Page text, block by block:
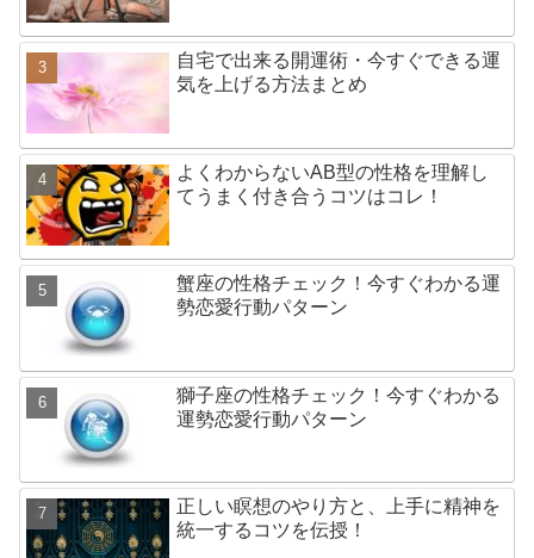
自宅で出来る開運術・今すぐできる運
気を上げる方法まとめ
よくわからないAB型の性格を理解し
てうまく付き合うコツはコレ！
蟹座の性格チェック！今すぐわかる運
勢恋愛行動パターン
獅子座の性格チェック！今すぐわかる
運勢恋愛行動パターン
正しい瞑想のやり方と、上手に精神を
統一するコツを伝授！